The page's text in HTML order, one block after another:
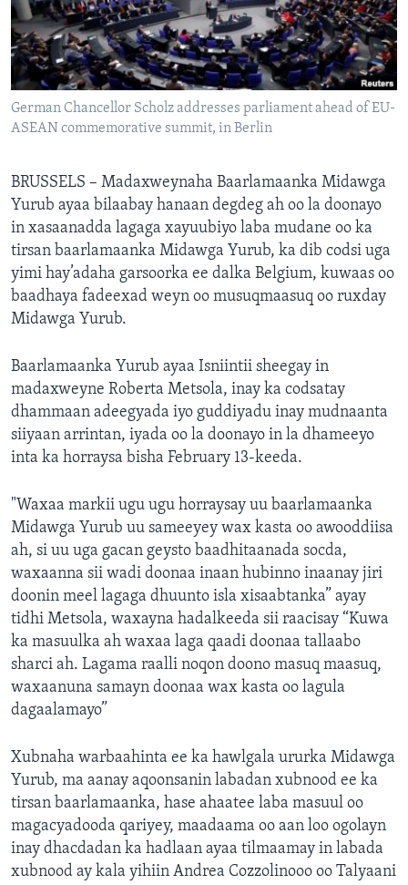
FAAQIDAADDA TODDOBAADKA
DHEXTAALKA TODDOBAADKA
German Chancellor Scholz addresses parliament ahead of EU-
ASEAN commemorative summit, in Berlin
BRUSSELS – Madaxweynaha Baarlamaanka Midawga
Yurub ayaa bilaabay hanaan degdeg ah oo la doonayo
in xasaanadda lagaga xayuubiyo laba mudane oo ka
tirsan baarlamaanka Midawga Yurub, ka dib codsi uga
yimi hay’adaha garsoorka ee dalka Belgium, kuwaas oo
baadhaya fadeexad weyn oo musuqmaasuq oo ruxday
Midawga Yurub.
Baarlamaanka Yurub ayaa Isniintii sheegay in
madaxweyne Roberta Metsola, inay ka codsatay
dhammaan adeegyada iyo guddiyadu inay mudnaanta
siiyaan arrintan, iyada oo la doonayo in la dhameeyo
inta ka horraysa bisha February 13-keeda.
"Waxaa markii ugu ugu horraysay uu baarlamaanka
Midawga Yurub uu sameeyey wax kasta oo awooddiisa
ah, si uu uga gacan geysto baadhitaanada socda,
waxaanna sii wadi doonaa inaan hubinno inaanay jiri
doonin meel lagaga dhuunto isla xisaabtanka” ayay
tidhi Metsola, waxayna hadalkeeda sii raacisay “Kuwa
ka masuulka ah waxaa laga qaadi doonaa tallaabo
sharci ah. Lagama raalli noqon doono masuq maasuq,
waxaanuna samayn doonaa wax kasta oo lagula
dagaalamayo”
Xubnaha warbaahinta ee ka hawlgala ururka Midawga
Yurub, ma aanay aqoonsanin labadan xubnood ee ka
tirsan baarlamaanka, hase ahaatee laba masuul oo
magacyadooda qariyey, maadaama oo aan loo ogolayn
inay dhacdadan ka hadlaan ayaa tilmaamay in labada
xubnood ay kala yihiin Andrea Cozzolinooo oo Talyaani